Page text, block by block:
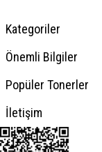
Kategoriler
Önemli Bilgiler
Popüler Tonerler
İletişim